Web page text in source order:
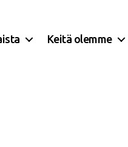
Keitä olemme